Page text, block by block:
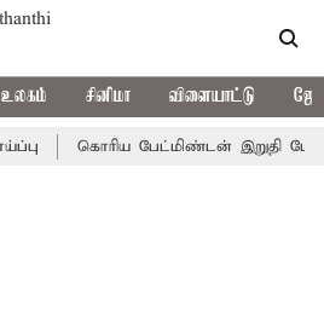
உலகம் சினிமா விளையாட்டு
கொரிய பேட்மிண்டன் இறுதி போட்டி;